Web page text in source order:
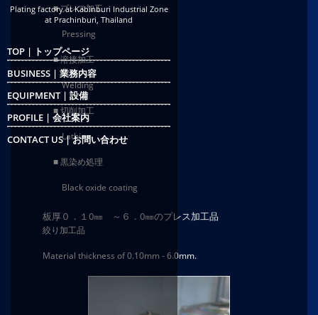
Plating factory at Kabinburi Industrial Zone
at Prachinburi, Thailand
TOP | トップページ
BUSINESS | 業務内容
EQUIPMENT | 設備
PROFILE | 会社案内
CONTACT US | お問い合わせ
■ プレス加工
Pressing
■ 溶接加工
Welding
■ 切削加工
Lathing
■ 黒染め処理
Black oxide coating
板厚０．１0㎜ ～６．0㎜のプレス加工品
絞り加工品
Material thickness of 0.10mm - 6.0mm.